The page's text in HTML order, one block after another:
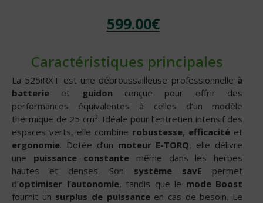
599.00€
Caractéristiques principales
La 525iRXT est une débroussailleuse professionnelle à
batterie et guidon conçue pour offrir des
performances équivalentes à celles d’un modèle
thermique de 25 cm³. Idéale pour l’entretien intensif des
espaces verts, elle combine robustesse, efficacité et
ergonomie. Dotée d’un moteur E-TORQ, elle délivre
une puissance constante même dans les herbes
hautes et denses. Son système savE permet
d’optimiser l’autonomie, tandis que le mode Boost
fournit un surplus de puissanceen cas de besoin. Le